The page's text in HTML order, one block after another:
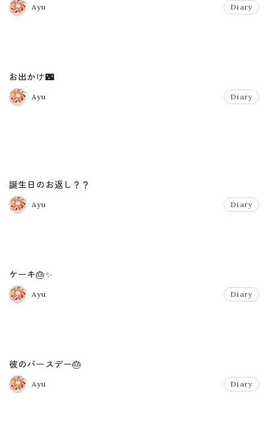
Ayu Diary
お出かけ🌃
Ayu Diary
誕生日のお返し？？
Ayu Diary
ケーキ🎂✨
Ayu Diary
彼のバースデー🎂
Ayu Diary